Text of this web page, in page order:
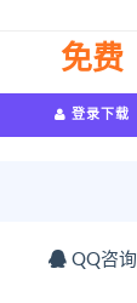
免费
登录下载
QQ咨询